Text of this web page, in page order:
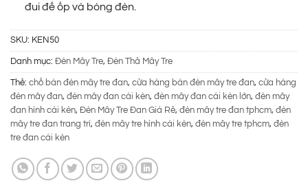
đui đế ốp và bóng đèn.
SKU: KEN50
Danh mục: Đèn Mây Tre, Đèn Thả Mây Tre
Thẻ: chỗ bán đèn mây tre đan, cửa hàng bán đèn mây tre đan, cửa hàng
đèn mây đan, đèn mây đan cái kèn, đèn mây đan cái kèn lớn, đèn mây
đan hình cái kèn, Đèn Mây Tre Đan Giá Rẻ, đèn mây tre đan tphcm, đèn
mây tre đan trang trí, đèn mây tre hình cái kèn, đèn mây tre tphcm, đèn
tre đan cái kèn